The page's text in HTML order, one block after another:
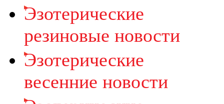
Эзотерические
резиновые новости
Эзотерические
весенние новости